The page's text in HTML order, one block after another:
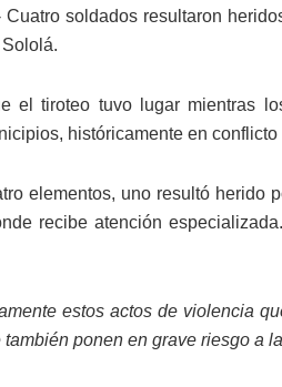
soldados resultaron
el tiroteo tuvo lugar mientras
históricamente en
elementos, uno resultó herido
recibe atención
estos actos de violencia
ponen en grave riesgo a